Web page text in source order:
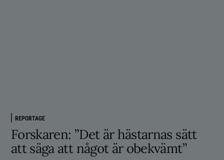
REPORTAGE
Forskaren: ”Det är hästarnas sätt
att säga att något är obekvämt”